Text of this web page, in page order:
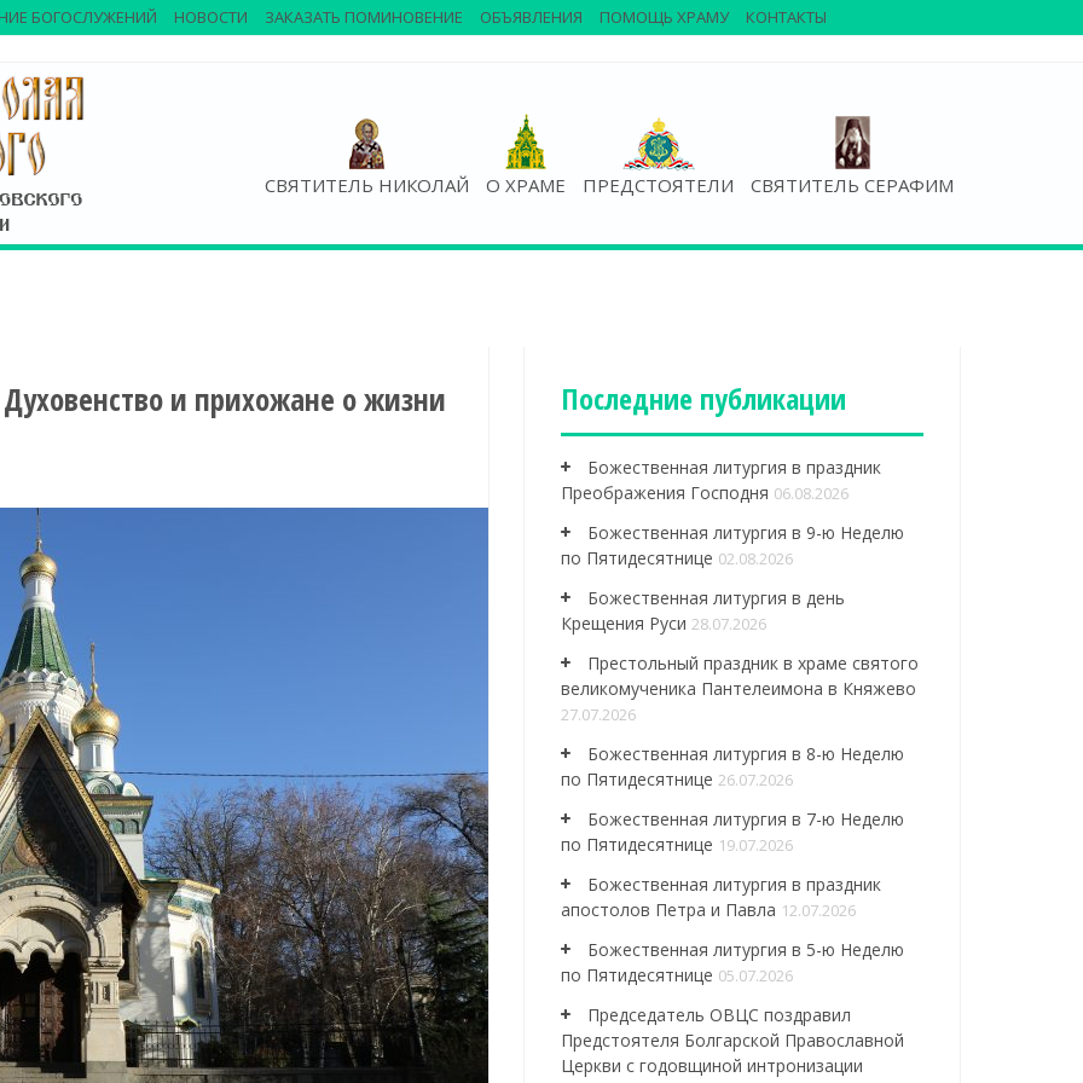
СВЯТИТЕЛЬ НИКОЛАЙ О ХРАМЕ ПРЕДСТОЯТЕЛИ СВЯТИТЕЛЬ СЕРАФИМ
БОГОСЛУЖЕНИЙ НОВОСТИ ЗАКАЗАТЬ ПОМИНОВЕНИЕ ОБЪЯВЛЕНИЯ ПОМОЩЬ ХРАМУ КОНТАКТЫ
и прихожане о жизни Последние публикации
Божественная литургия в праздник
Преображения Господня 06.08.2026
Божественная литургия в 9-ю Неделю
по Пятидесятнице 02.08.2026
Божественная литургия в день
Крещения Руси 28.07.2026
Престольный праздник в храме святого
великомученика Пантелеимона в Княжево
27.07.2026
Божественная литургия в 8-ю Неделю
по Пятидесятнице 26.07.2026
Божественная литургия в 7-ю Неделю
по Пятидесятнице 19.07.2026
Божественная литургия в праздник
апостолов Петра и Павла 12.07.2026
Божественная литургия в 5-ю Неделю
по Пятидесятнице 05.07.2026
Председатель ОВЦС поздравил
Предстоятеля Болгарской Православной
Церкви с годовщиной интронизации